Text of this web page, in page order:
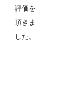
評価を
頂きま
した。